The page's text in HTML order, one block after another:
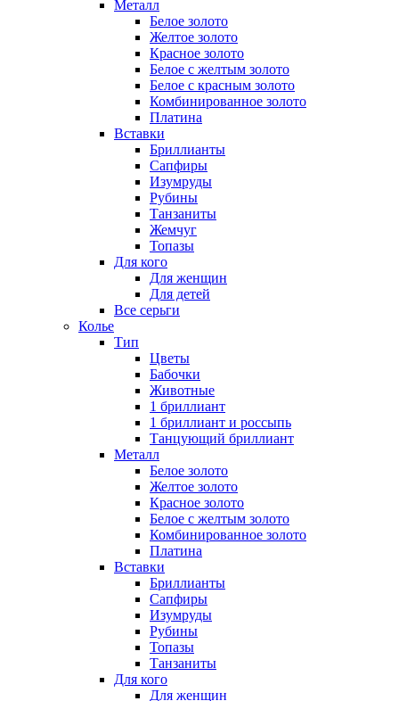
Металл
Белое золото
Желтое золото
Красное золото
Белое с желтым золото
Белое с красным золото
Комбинированное золото
Платина
Вставки
Бриллианты
Сапфиры
Изумруды
Рубины
Танзаниты
Жемчуг
Топазы
Для кого
Для женщин
Для детей
Все серьги
Колье
Тип
Цветы
Бабочки
Животные
1 бриллиант
1 бриллиант и россыпь
Танцующий бриллиант
Металл
Белое золото
Желтое золото
Красное золото
Белое с желтым золото
Комбинированное золото
Платина
Вставки
Бриллианты
Сапфиры
Изумруды
Рубины
Топазы
Танзаниты
Для кого
Для женщин